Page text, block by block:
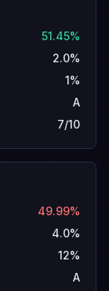
51.45%
2.0%
1%
A
7/10
49.99%
4.0%
12%
A